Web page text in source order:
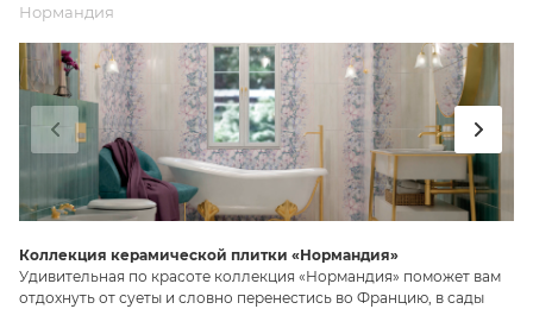
Нормандия
Коллекция керамической плитки «Нормандия»
Удивительная по красоте коллекция «Нормандия» поможет вам
отдохнуть от суеты и словно перенестись во Францию, в сады